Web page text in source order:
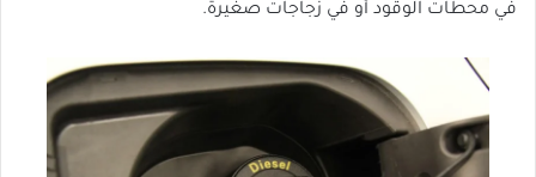
في محطات الوقود أو في زجاجات صغيرة.